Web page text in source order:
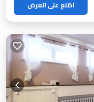
اطّلع على العرض